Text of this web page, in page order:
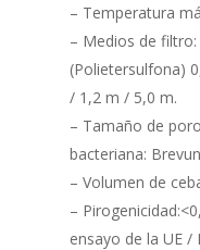
– Temperatura
– Medios de
(Polietersulfona)
/ 1,2 m / 5,0 m.
– Tamaño de
bacteriana:
– Volumen de
–
ensayo de la UE /